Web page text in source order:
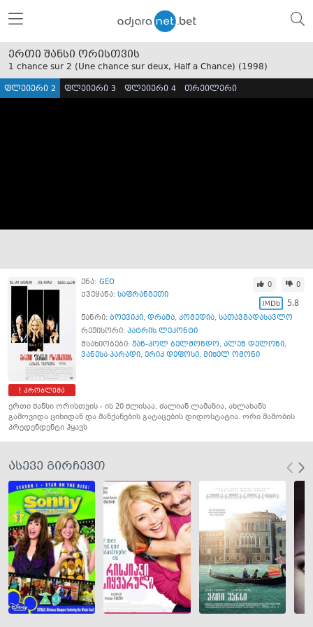
ერთი შანსი ორისთვის
1 chance sur 2 (Une chance sur deux, Half a Chance) (1998)
ფლეიერი 2 ფლეიერი 3 ფლეიერი 4 თრეილერი
პრობლემა
ენა: GEO
ქვეყანა: საფრანგეთი
0 0
5.8
ჟანრი: ბოევიკი, დრამა, კომედია, სათავგადასავლო
რეჟისორი: პატრის ლეკონტი
მსახიობები: ჟან-პოლ ბელმონდო, ალენ დელონი,
ვანესა პარადი, ერიკ დეფოსი, მიშელ ომონი
ერთი შანსი ორისთვის - ის 20 წლისაა, ძალიან ლამაზია, ახლახანს
გამოვიდა ციხიდან და მანქანების გატაცების დიდოსტატია. ორი მამობის
პრედენდენტი ჰყავს
ასევე გირჩევთ